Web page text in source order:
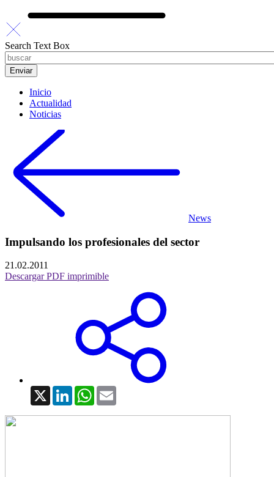
Search Text Box
Inicio
Actualidad
Noticias
News
Impulsando los profesionales del sector
21.02.2011
Descargar PDF imprimible
X LinkedInWhatsApp